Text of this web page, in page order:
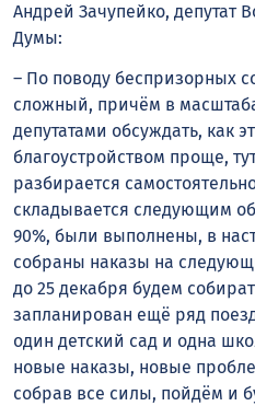
Андрей Зачупейко, депутат
Думы:
– По поводу беспризорных
сложный, причём в
депутатами обсуждать, как
благоустройством проще,
разбирается
складывается следующим
90%, были выполнены, в
собраны наказы на
до 25 декабря будем
запланирован ещё ряд
один детский сад и одна
новые наказы, новые
собрав все силы, пойдём и